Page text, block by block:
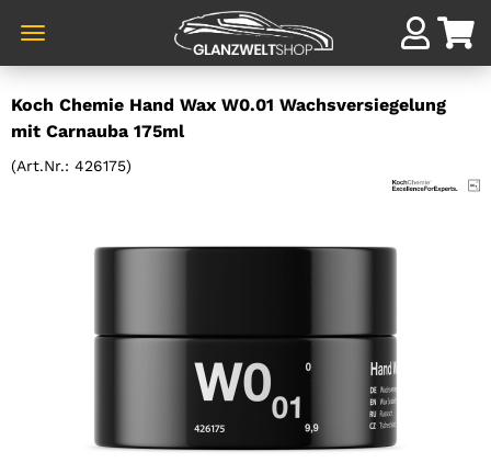
zum
Hauptinhalt
Koch Chemie Hand Wax W0.01 Wachsversiegelung
mit Carnauba 175ml
(Art.Nr.: 426175)